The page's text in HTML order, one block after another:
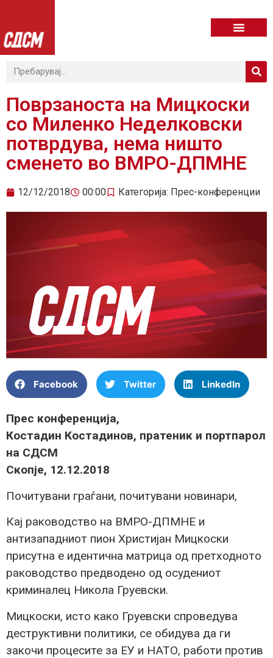
Поврзаноста на Мицкоски
со Миленко Неделковски
потврдува, нема ништо
сменето во ВМРО-ДПМНЕ
12/12/2018 00:00 Категорија: Прес-конференции
Facebook Twitter LinkedIn
Прес конференција,
Костадин Костадинов, пратеник и портпарол
на СДСМ
Скопје, 12.12.2018
Почитувани граѓани, почитувани новинари,
Кај раководство на ВМРО-ДПМНЕ и
антизападниот пион Христијан Мицкоски
присутна е идентична матрица од претходното
раководство предводено од осудениот
криминалец Никола Груевски.
Мицкоски, исто како Груевски спроведува
деструктивни политики, се обидува да ги
закочи процесите за ЕУ и НАТО, работи против